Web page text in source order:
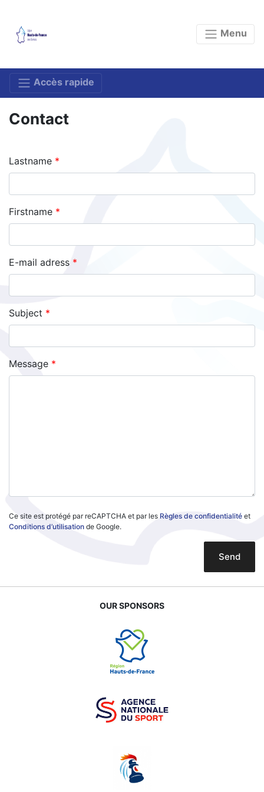
Menu
Accès rapide
Contact
Lastname
Firstname
E-mail adress
Subject
Message
Ce site est protégé par reCAPTCHA et par les Règles de confidentialité et
Conditions d’utilisation de Google.
Send
OUR SPONSORS